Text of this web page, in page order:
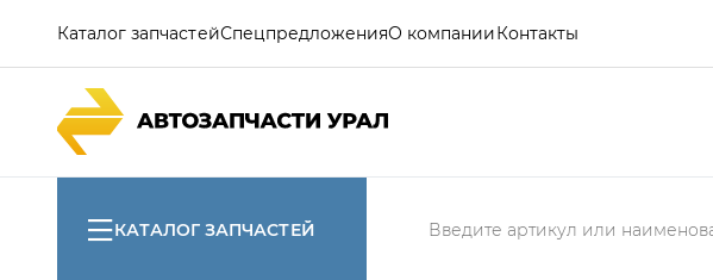
Каталог запчастейСпецпредложенияО компанииКонтакты
КАТАЛОГ ЗАПЧАСТЕЙ